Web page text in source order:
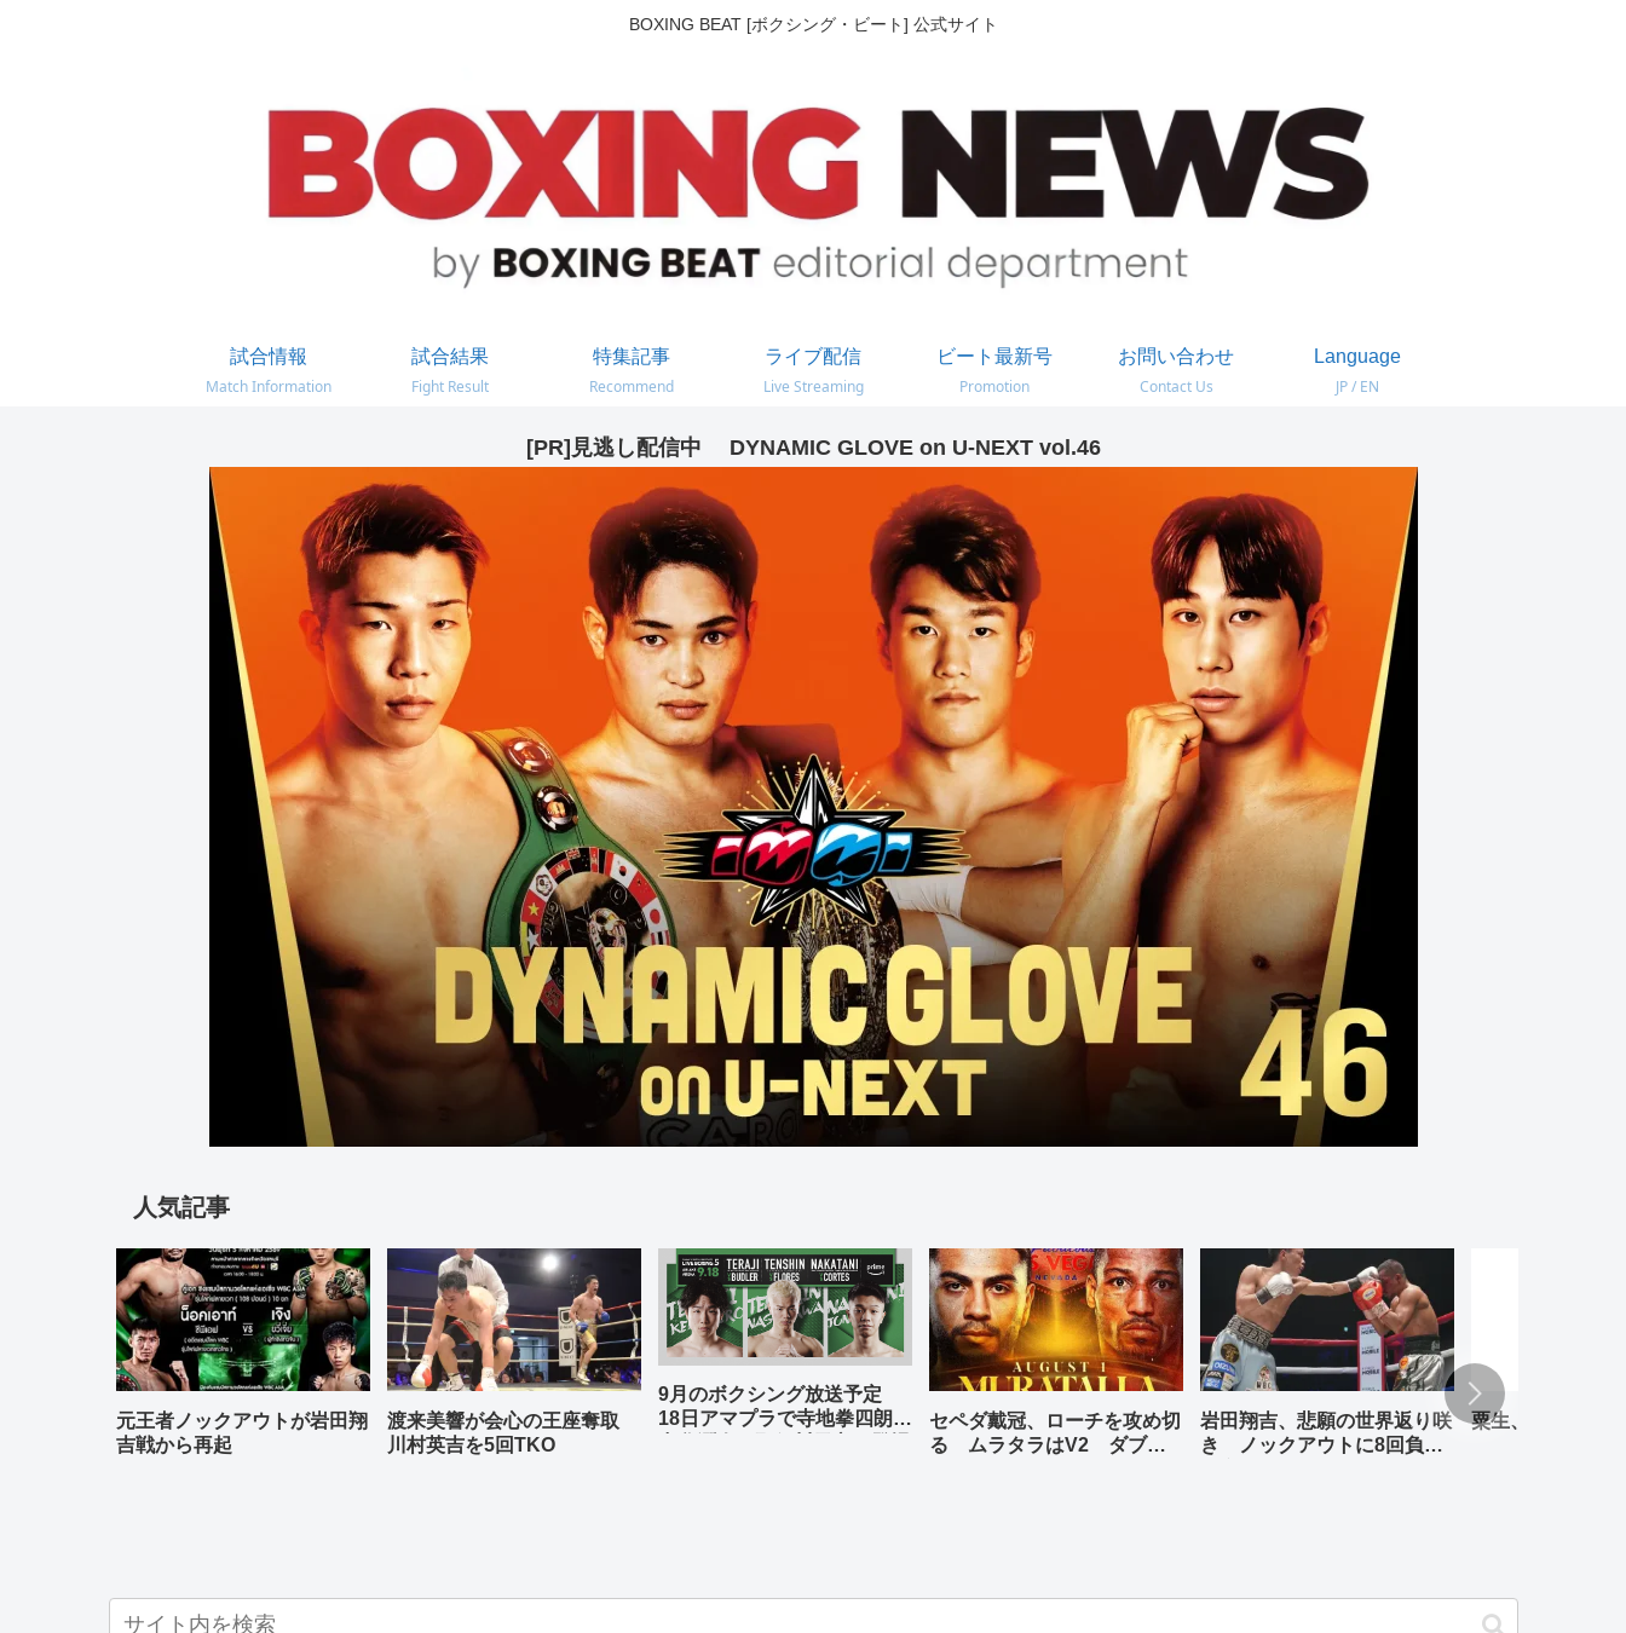
BOXING BEAT [ボクシング・ビート] 公式サイト
試合情報
Match Information
試合結果
Fight Result
特集記事
Recommend
ライブ配信
Live Streaming
ビート最新号
Promotion
お問い合わせ
Contact Us
Language
JP / EN
[PR]見逃し配信中 DYNAMIC GLOVE on U-NEXT vol.46
人気記事
元王者ノックアウトが岩田翔
吉戦から再起
渡来美響が会心の王座奪取
川村英吉を5回TKO
9月のボクシング放送予定
18日アマプラで寺地拳四朗、
セペダ戴冠、ローチを攻め切
る ムラタラはV2 ダブル
岩田翔吉、悲願の世界返り咲
き ノックアウトに8回負傷
粟生、リナレス